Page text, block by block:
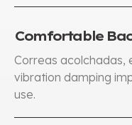
Comfortable
Correas acolchadas,
vibration damping
use.